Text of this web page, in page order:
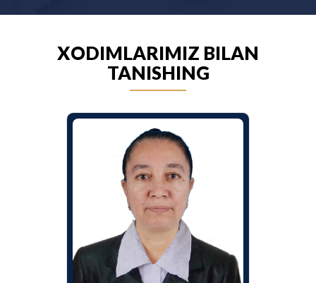
XODIMLARIMIZ BILAN
TANISHING